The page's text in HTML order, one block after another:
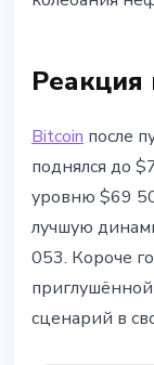
Bitcoin после
поднялся до
уровню $69
лучшую
053. Короче
сценарий в